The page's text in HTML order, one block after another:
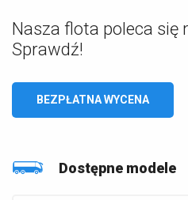
Nasza flota poleca się
Sprawdź!
BEZPŁATNA WYCENA
Dostępne modele